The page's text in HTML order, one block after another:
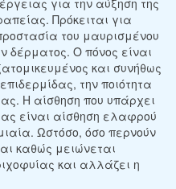
Πρόκειται για
του μαυρισμένου
δέρματος. Ο πόνος είναι
και συνήθως
την ποιότητα
Η αίσθηση που υπάρχει
είναι αίσθηση ελαφρού
Ωστόσο, όσο περνούν
καθώς μειώνεται
και αλλάζει η